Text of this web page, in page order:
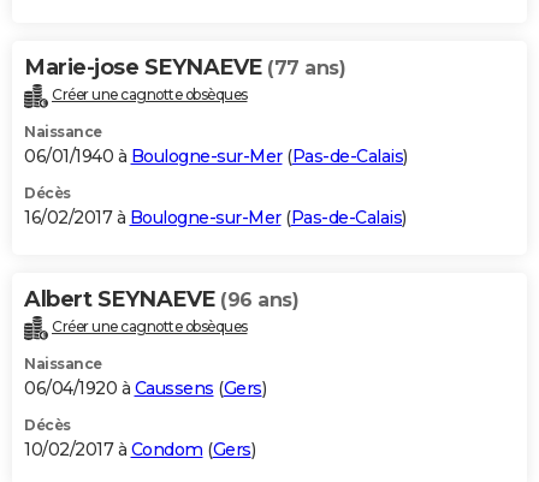
Marie-jose SEYNAEVE (77 ans)
Créer une cagnotte obsèques
Naissance
06/01/1940 à Boulogne-sur-Mer(Pas-de-Calais)
Décès
16/02/2017 à Boulogne-sur-Mer(Pas-de-Calais)
Albert SEYNAEVE (96 ans)
Créer une cagnotte obsèques
Naissance
06/04/1920 à Caussens (Gers)
Décès
10/02/2017 à Condom (Gers)